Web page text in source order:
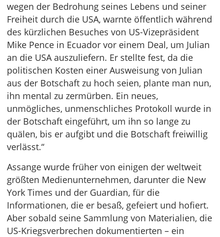
wegen der Bedrohung seines Lebens und seiner
Freiheit durch die USA, warnte öffentlich während
des kürzlichen Besuches von US-Vizepräsident
Mike Pence in Ecuador vor einem Deal, um Julian
an die USA auszuliefern. Er stellte fest, da die
politischen Kosten einer Ausweisung von Julian
aus der Botschaft zu hoch seien, plante man nun,
ihn mental zu zermürben. Ein neues,
unmögliches, unmenschliches Protokoll wurde in
der Botschaft eingeführt, um ihn so lange zu
quälen, bis er aufgibt und die Botschaft freiwillig
verlässt.“
Assange wurde früher von einigen der weltweit
größten Medienunternehmen, darunter die New
York Times und der Guardian, für die
Informationen, die er besaß, gefeiert und hofiert.
Aber sobald seine Sammlung von Materialien, die
US-Kriegsverbrechen dokumentierten – ein